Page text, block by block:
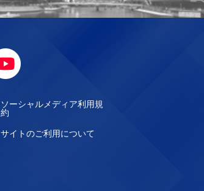
ソーシャルメディア利用規
約
サイトのご利用について